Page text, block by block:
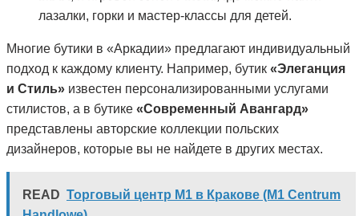
лазалки, горки и мастер-классы для детей.
Многие бутики в «Аркадии» предлагают индивидуальный
подход к каждому клиенту. Например, бутик «Элеганция
и Стиль» известен персонализированными услугами
стилистов, а в бутике «Современный Авангард»
представлены авторские коллекции польских
дизайнеров, которые вы не найдете в других местах.
READ Торговый центр M1 в Кракове (M1 Centrum